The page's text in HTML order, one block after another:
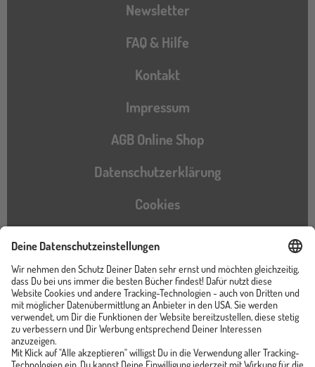
Newsletter
FAQ & Hilfe
Kontakt
Impressum
AGB Online Shop
Datenschutzerklärung
Cookies
Barrierefreiheitserklärung
Instagram
TikTokPinterestYouTubeFacebook